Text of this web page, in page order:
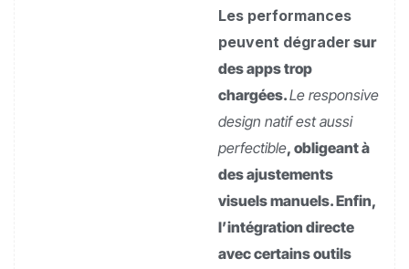
Les performances
peuvent dégrader sur
des apps trop
chargées.Le responsive
design natif est aussi
perfectible, obligeant à
des ajustements
visuels manuels. Enfin,
l’intégration directe
avec certains outils